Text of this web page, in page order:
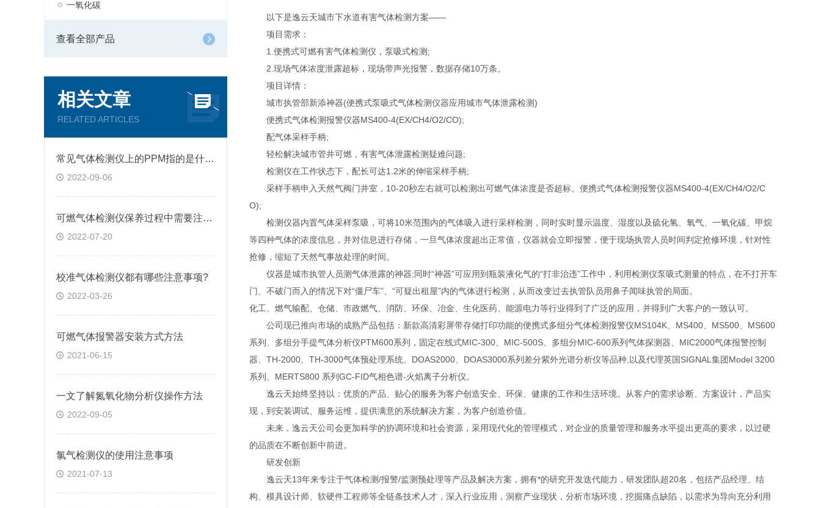
一氧化碳
查看全部产品
相关文章
RELATED ARTICLES
常见气体检测仪上的PPM指的是什么?
2022-09-06
可燃气体检测仪保养过程中需要注意的几点问题
2022-07-20
校准气体检测仪都有哪些注意事项?
2022-03-26
可燃气体报警器安装方式方法
2021-06-15
一文了解氮氧化物分析仪操作方法
2022-09-05
氯气检测仪的使用注意事项
2021-07-13
以下是逸云天城市下水道有害气体检测方案——
项目需求：
1.便携式可燃有害气体检测仪，泵吸式检测;
2.现场气体浓度泄露超标，现场带声光报警，数据存储10万条。
项目详情：
城市执管部新添神器(便携式泵吸式气体检测仪器应用城市气体泄露检测)
便携式气体检测报警仪器MS400-4(EX/CH4/O2/CO);
配气体采样手柄;
轻松解决城市管井可燃，有害气体泄露检测疑难问题;
检测仪在工作状态下，配长可达1.2米的伸缩采样手柄;
采样手柄申入天然气阀门井室，10-20秒左右就可以检测出可燃气体浓度是否超标。便携式气体检测报警仪器MS400-4(EX/CH4/O2/C
O);
检测仪器内置气体采样泵吸，可将10米范围内的气体吸入进行采样检测，同时实时显示温度、湿度以及硫化氢、氧气、一氧化碳、甲烷
等四种气体的浓度信息，并对信息进行存储，一旦气体浓度超出正常值，仪器就会立即报警，便于现场执管人员时间判定抢修环境，针对性
抢修，缩短了天然气事故处理的时间。
仪器是城市执管人员测气体泄露的神器;同时“神器”可应用到瓶装液化气的“打非治违”工作中，利用检测仪泵吸式测量的特点，在不打开车
门、不破门而入的情况下对“僵尸车”、“可疑出租屋”内的气体进行检测，从而改变过去执管队员用鼻子闻味执管的局面。
化工、燃气输配、仓储、市政燃气、消防、环保、冶金、生化医药、能源电力等行业得到了广泛的应用，并得到广大客户的一致认可。
公司现已推向市场的成熟产品包括：新款高清彩屏带存储打印功能的便携式多组分气体检测报警仪MS104K、MS400、MS500、MS600
系列、多组分手提气体分析仪PTM600系列，固定在线式MIC-300、MIC-500S、多组分MIC-600系列气体探测器、MIC2000气体报警控制
器、TH-2000、TH-3000气体预处理系统、DOAS2000、DOAS3000系列差分紫外光谱分析仪等品种,以及代理英国SIGNAL集团Model 3200
系列、MERTS800 系列GC-FID气相色谱-火焰离子分析仪。
逸云天始终坚持以：优质的产品、贴心的服务为客户创造安全、环保、健康的工作和生活环境。从客户的需求诊断、方案设计，产品实
现，到安装调试、服务运维，提供满意的系统解决方案，为客户创造价值。
未来，逸云天公司会更加科学的协调环境和社会资源，采用现代化的管理模式，对企业的质量管理和服务水平提出更高的要求，以过硬
的品质在不断创新中前进。
研发创新
逸云天13年来专注于气体检测/报警/监测预处理等产品及解决方案，拥有*的研究开发迭代能力，研发团队超20名，包括产品经理、结
构、模具设计师、软硬件工程师等全链条技术人才，深入行业应用，洞察产业现状，分析市场环境，挖掘痛点缺陷，以需求为导向充分利用